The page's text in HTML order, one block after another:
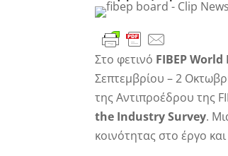
Στο φετινό FIBEP
Σεπτεμβρίου – 2
της Αντιπροέδρου της
the Industry Survey.
κοινότητας στο έργο